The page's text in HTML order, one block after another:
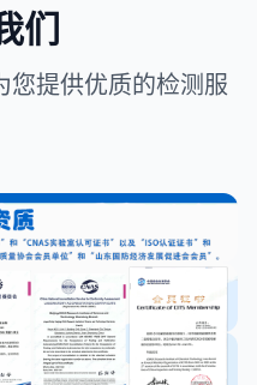
们
您提供优质的检测服